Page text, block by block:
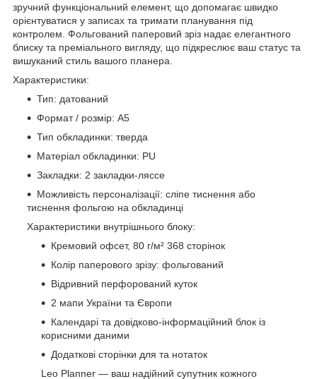
зручний функціональний елемент, що допомагає швидко
орієнтуватися у записах та тримати планування під
контролем. Фольгований паперовий зріз надає елегантного
блиску та преміального вигляду, що підкреслює ваш статус та
вишуканий стиль вашого планера.
Характеристики:
Тип: датований
Формат / розмір: A5
Тип обкладинки: тверда
Матеріал обкладинки: PU
Закладки: 2 закладки-ляссе
Можливість персоналізації: сліпе тиснення або
тиснення фольгою на обкладинці
Характеристики внутрішнього блоку:
Кремовий офсет, 80 г/м² 368 сторінок
Колір паперового зрізу: фольгований
Відривний перфорований куток
2 мапи України та Європи
Календарі та довідково-інформаційний блок із
корисними даними
Додаткові сторінки для та нотаток
Leo Planner — ваш надійний супутник кожного